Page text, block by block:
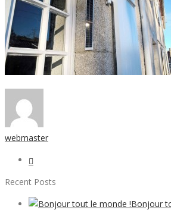
webmaster
Recent Posts
Bonjour